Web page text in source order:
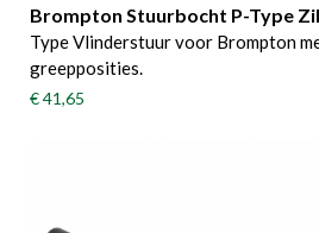
Brompton Stuurbocht P-Type
Type Vlinderstuur voor Brompton
greepposities.
€ 41,65